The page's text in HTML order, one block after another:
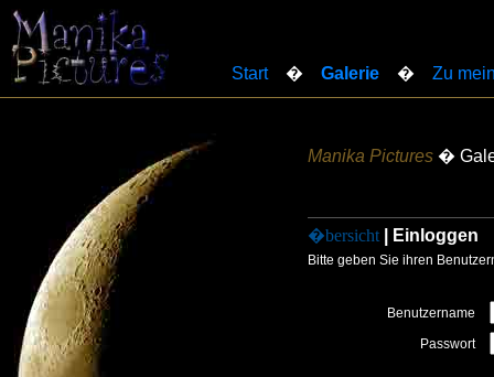
Start� Galerie � Zu
Manika Pictures �
�bersicht | Einloggen
Bitte geben Sie ihren
Benutzername
Passwort